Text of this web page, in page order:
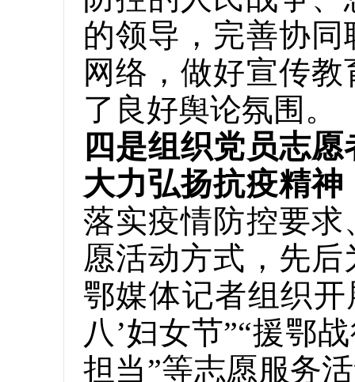
的领导，完善协
网络，做好宣传
了良好舆论氛围。
四是组织党员志
大力弘扬抗疫精
落实疫情防控要
愿活动方式，先
鄂媒体记者组织开
八’妇女节”“援鄂
担当”等志愿服务